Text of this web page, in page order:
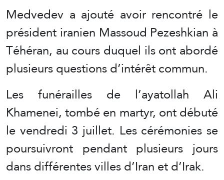
Medvedev a ajouté avoir rencontré le
président iranien Massoud Pezeshkian à
Téhéran, au cours duquel ils ont abordé
plusieurs questions d’intérêt commun.
Les funérailles de l’ayatollah Ali
Khamenei, tombé en martyr, ont débuté
le vendredi 3 juillet. Les cérémonies se
poursuivront pendant plusieurs jours
dans différentes villes d’Iran et d’Irak.